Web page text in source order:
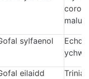
malu
sylfaenol
eilaidd